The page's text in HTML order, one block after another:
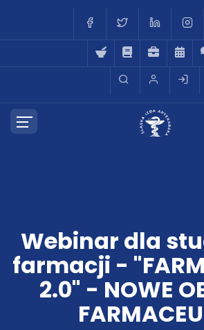
Webinar dla
farmacji -
2.0" - NOWE